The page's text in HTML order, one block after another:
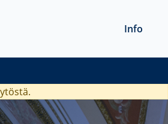
Info